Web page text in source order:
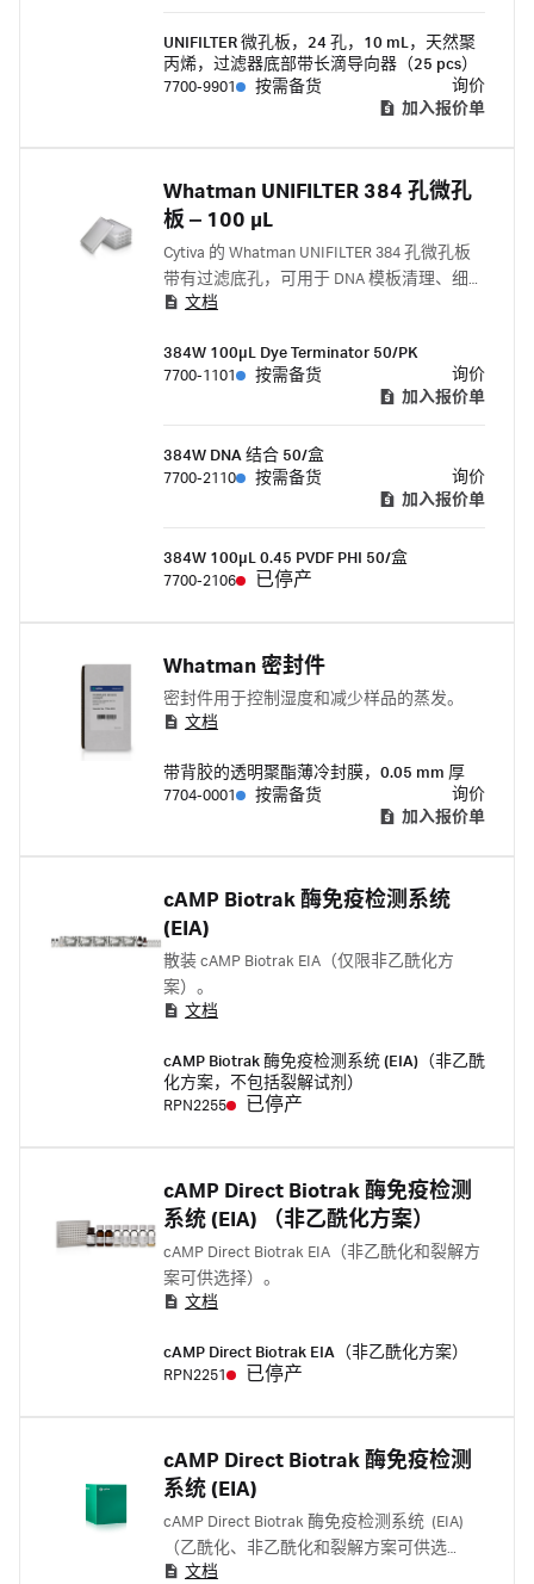
UNIFILTER 微孔板，24 孔，10 mL，天然聚
丙烯，过滤器底部带长滴导向器（25 pcs）
7700-9901
按需备货
询价
加入报价单
Whatman UNIFILTER 384 孔微孔
板 ‒ 100 μL
Cytiva 的 Whatman UNIFILTER 384 孔微孔板
带有过滤底孔，可用于 DNA 模板清理、细胞
捕获、去除样品和试剂中不需要的碎片以及
文档
384W 100μL Dye Terminator 50/PK
7700-1101
按需备货
询价
加入报价单
384W DNA 结合 50/盒
7700-2110
按需备货
询价
加入报价单
384W 100μL 0.45 PVDF PHI 50/盒
7700-2106
已停产
Whatman 密封件
密封件用于控制湿度和减少样品的蒸发。
文档
带背胶的透明聚酯薄冷封膜，0.05 mm 厚
7704-0001
按需备货
询价
加入报价单
cAMP Biotrak 酶免疫检测系统
(EIA)
散装 cAMP Biotrak EIA（仅限非乙酰化方
案）。
文档
cAMP Biotrak 酶免疫检测系统 (EIA)（非乙酰
化方案，不包括裂解试剂）
RPN2255
已停产
cAMP Direct Biotrak 酶免疫检测
系统 (EIA) （非乙酰化方案）
cAMP Direct Biotrak EIA（非乙酰化和裂解方
案可供选择）。
文档
cAMP Direct Biotrak EIA（非乙酰化方案）
RPN2251
已停产
cAMP Direct Biotrak 酶免疫检测
系统 (EIA)
cAMP Direct Biotrak 酶免疫检测系统 (EIA)
（乙酰化、非乙酰化和裂解方案可供选
择）。
文档